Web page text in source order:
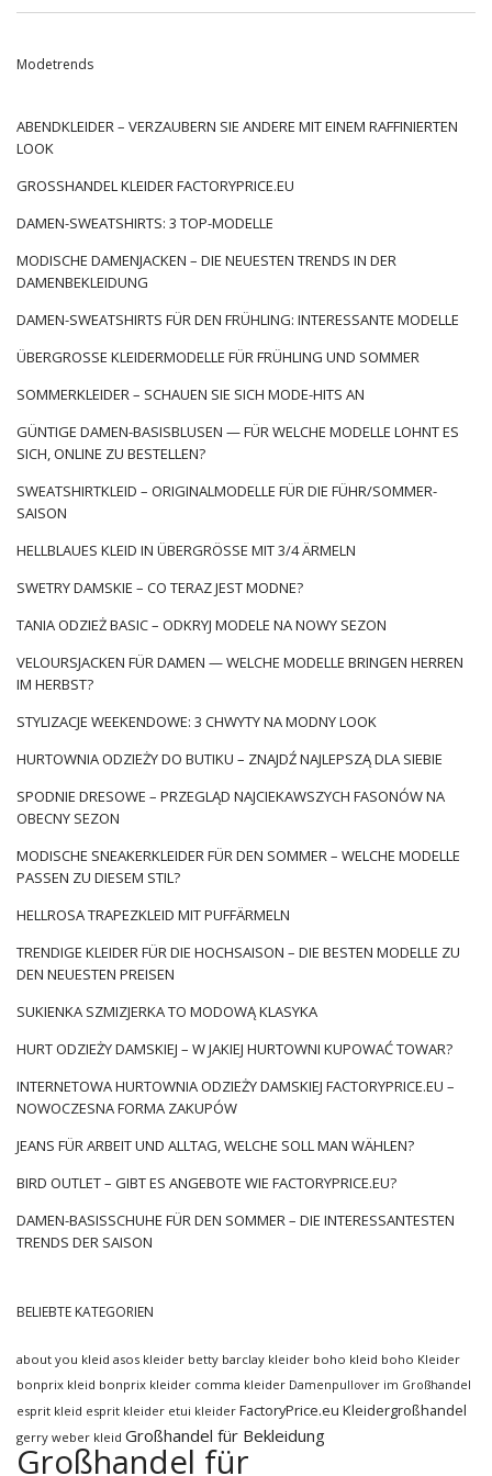
konzentrieren uns hauptsächlich auf sie, weil sie thermischen
geraden Schnitt und passen perfekt in eine Vielzahl von
Stylings. Die markanten Elemente sind Kragen, Kragen,
ElementeDaunenjacken für Frauen für den Winter
…
Modetrends
ABENDKLEIDER – VERZAUBERN SIE ANDERE MIT EINEM RAFFINIERTEN
LOOK
GROSSHANDEL KLEIDER FACTORYPRICE.EU
DAMEN-SWEATSHIRTS: 3 TOP-MODELLE
MODISCHE DAMENJACKEN – DIE NEUESTEN TRENDS IN DER
DAMENBEKLEIDUNG
DAMEN-SWEATSHIRTS FÜR DEN FRÜHLING: INTERESSANTE MODELLE
ÜBERGROSSE KLEIDERMODELLE FÜR FRÜHLING UND SOMMER
SOMMERKLEIDER – SCHAUEN SIE SICH MODE-HITS AN
GÜNTIGE DAMEN-BASISBLUSEN — FÜR WELCHE MODELLE LOHNT ES
SICH, ONLINE ZU BESTELLEN?
SWEATSHIRTKLEID – ORIGINALMODELLE FÜR DIE FÜHR/SOMMER-
SAISON
HELLBLAUES KLEID IN ÜBERGRÖSSE MIT 3/4 ÄRMELN
SWETRY DAMSKIE – CO TERAZ JEST MODNE?
TANIA ODZIEŻ BASIC – ODKRYJ MODELE NA NOWY SEZON
VELOURSJACKEN FÜR DAMEN — WELCHE MODELLE BRINGEN HERREN
IM HERBST?
STYLIZACJE WEEKENDOWE: 3 CHWYTY NA MODNY LOOK
HURTOWNIA ODZIEŻY DO BUTIKU – ZNAJDŹ NAJLEPSZĄ DLA SIEBIE
SPODNIE DRESOWE – PRZEGLĄD NAJCIEKAWSZYCH FASONÓW NA
OBECNY SEZON
MODISCHE SNEAKERKLEIDER FÜR DEN SOMMER – WELCHE MODELLE
PASSEN ZU DIESEM STIL?
HELLROSA TRAPEZKLEID MIT PUFFÄRMELN
TRENDIGE KLEIDER FÜR DIE HOCHSAISON – DIE BESTEN MODELLE ZU
DEN NEUESTEN PREISEN
SUKIENKA SZMIZJERKA TO MODOWĄ KLASYKA
HURT ODZIEŻY DAMSKIEJ – W JAKIEJ HURTOWNI KUPOWAĆ TOWAR?
INTERNETOWA HURTOWNIA ODZIEŻY DAMSKIEJ FACTORYPRICE.EU –
NOWOCZESNA FORMA ZAKUPÓW
JEANS FÜR ARBEIT UND ALLTAG, WELCHE SOLL MAN WÄHLEN?
BIRD OUTLET – GIBT ES ANGEBOTE WIE FACTORYPRICE.EU?
DAMEN-BASISSCHUHE FÜR DEN SOMMER – DIE INTERESSANTESTEN
TRENDS DER SAISON
BELIEBTE KATEGORIEN
about you kleid asos kleider betty barclay kleider boho kleid boho Kleider
bonprix kleid bonprix kleider comma kleider Damenpullover im Großhandel
esprit kleid esprit kleider etui kleider FactoryPrice.eu Kleidergroßhandel
gerry weber kleid Großhandel für Bekleidung
Großhandel für